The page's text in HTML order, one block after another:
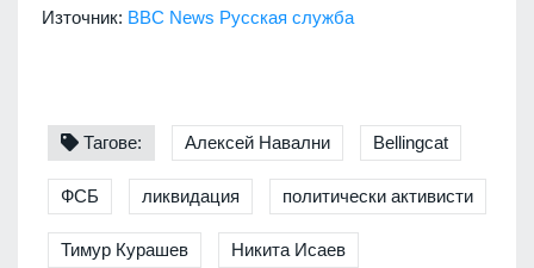
Източник: BBC News Русская служба
Тагове: Алексей Навални Bellingcat
ФСБ ликвидация политически активисти
Тимур Курашев Никита Исаев